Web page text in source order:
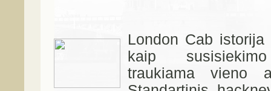
London Cab
kaip susisiekimo
traukiama vieno